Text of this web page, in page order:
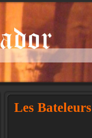
Les Bateleurs